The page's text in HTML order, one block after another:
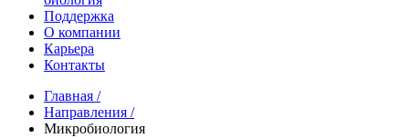
Поддержка
О компании
Карьера
Контакты
Главная /
Направления /
Микробиология